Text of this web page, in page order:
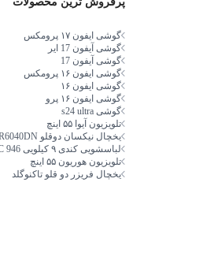
گوشی ایفون ۱۷ پرومکس
گوشی آیفون 17 ایر
گوشی آیفون 17
گوشی ایفون ۱۶ پرومکس
گوشی ایفون ۱۶
گوشی ایفون ۱۶ پرو
گوشی s24 ultra
تلویزیون آیوا ۵۵ اینچ
یخچال نیکسان دوقلو NR6040DN
لباسشویی کندی ۹ کیلویی PFC 946
تلویزیون هوریون ۵۵ اینچ
یخچال فریزر دو قلو تاکنوگلد